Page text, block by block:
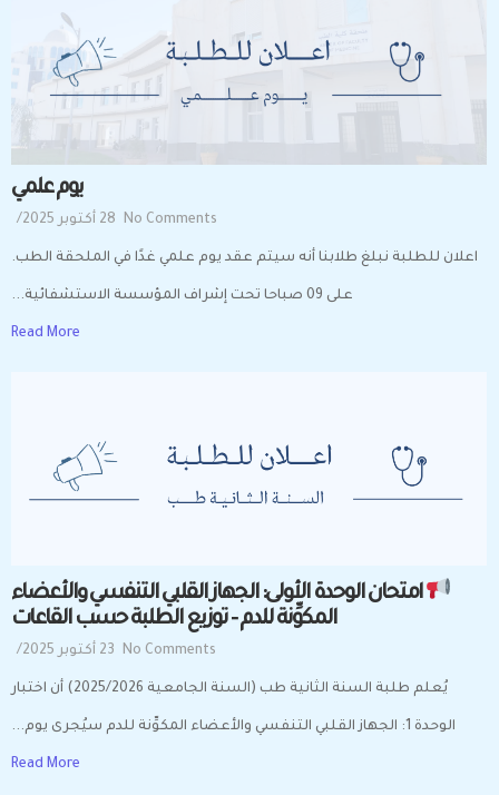
يوم علمي
28 أكتوبر 2025 / No Comments
اعلان للطلبة نبلغ طلابنا أنه سيتم عقد يوم علمي غدًا في الملحقة الطب.
على 09 صباحا تحت إشراف المؤسسة الاستشفائية...
Read More
امتحان الوحدة الأولى: الجهاز القلبي التنفسي والأعضاء
المكوِّنة للدم – توزيع الطلبة حسب القاعات
23 أكتوبر 2025 / No Comments
يُعلم طلبة السنة الثانية طب (السنة الجامعية 2025/2026) أن اختبار
الوحدة 1: الجهاز القلبي التنفسي والأعضاء المكوِّنة للدم سيُجرى يوم...
Read More